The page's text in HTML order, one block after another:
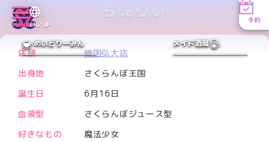
MENUEN／JP
予約
めいどりーみん メイド酒場
ちぇりぃ
PREV
NEXT
店舗
韓国弘大店
出身地
さくらんぼ王国
誕生日
6月16日
血液型
さくらんぼジュース型
好きなもの
魔法少女